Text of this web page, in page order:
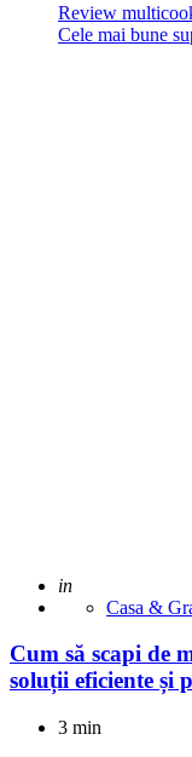
Review
Cele mai bune
Adaugat
in
Casa &
Cum să scapi de
soluții eficiente și
3 min